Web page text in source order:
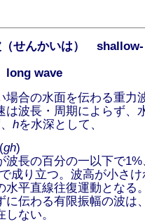
（せんかいは） shallow-
long wave
場合の水面を伝わる重力
は波長・周期によらず、
hを水深として、
gh)
波長の百分の一以下で1%
成り立つ。波高が小さけ
水平直線往復運動となる
に伝わる有限振幅の波は
ない。